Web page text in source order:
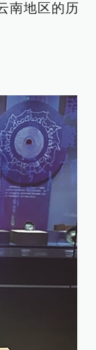
南地区的历